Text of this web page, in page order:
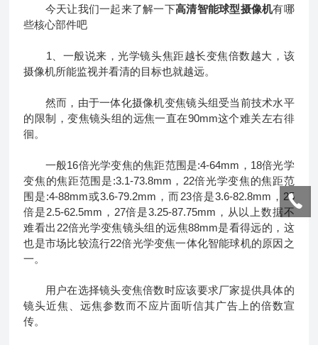
今天让我们一起来了解一下高清智能球型摄像机有哪
些核心部件吧
1、一般说来，光学镜头焦距越长变焦倍数越大，该
摄像机所能监视并看清的目标也就越远。
然而，由于一体化摄像机变焦镜头组受当前技术水平
的限制，变焦镜头组的远焦一直在90mm这个难关左右徘
徊。
一般16倍光学变焦的焦距范围是:4-64mm，18倍光学
变焦的焦距范围是:3.1-73.8mm，22倍光学变焦的焦距范
围是:4-88mm或3.6-79.2mm，而23倍是3.6-82.8mm，25
倍是2.5-62.5mm，27倍是3.25-87.75mm，从以上数据不
难看出22倍光学变焦镜头组的远焦88mm是看得远的，这
也是市场比较流行22倍光学变焦一体化智能球机的原因之
一。
用户在选择镜头变焦倍数时应该要求厂家提供具体的
镜头近焦、远焦参数而不应片面听信其广告上的倍数宣
传。